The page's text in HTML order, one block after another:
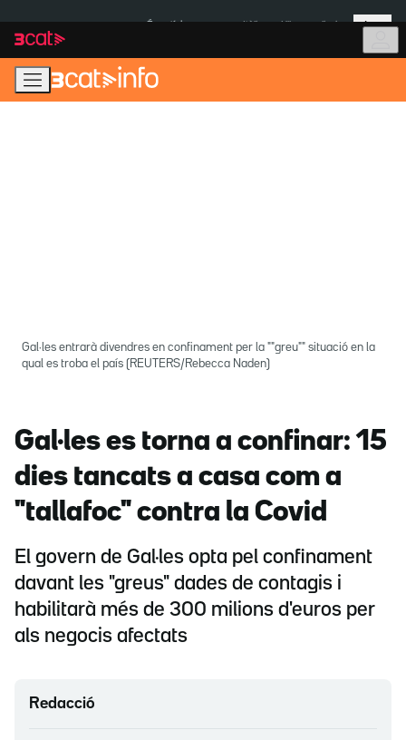
navegació
principal
contingut
Més
Gal·les entrarà divendres en confinament per la ""greu"" situació en la
qual es troba el país (REUTERS/Rebecca Naden)
Gal·les es torna a confinar: 15
dies tancats a casa com a
"tallafoc" contra la Covid
El govern de Gal·les opta pel confinament
davant les "greus" dades de contagis i
habilitarà més de 300 milions d'euros per
als negocis afectats
Redacció